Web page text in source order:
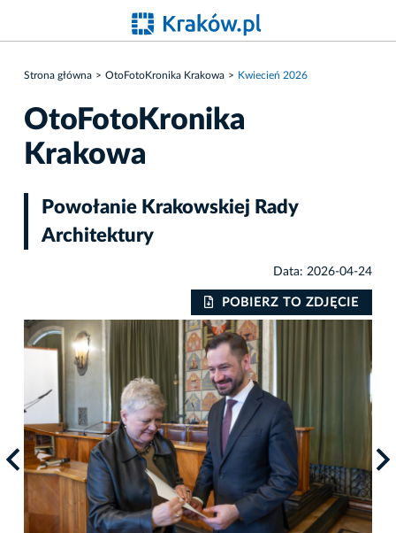
Strona główna OtoFotoKronika Krakowa Kwiecień 2026
OtoFotoKronika
Krakowa
Powołanie Krakowskiej Rady
Architektury
Data: 2026-04-24
POBIERZ TO ZDJĘCIE